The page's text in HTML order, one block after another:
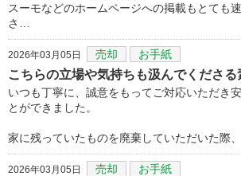
スーモなどのホームページへの掲載もとても
さ…
2026年03月05日 売却 お手紙
こちらの立場や気持ちも汲んでくださ
いつも丁寧に、誠意をもってご対応いただき
とができました。
家に残っていたものを廃棄していただいた際
2026年03月05日 売却 お手紙